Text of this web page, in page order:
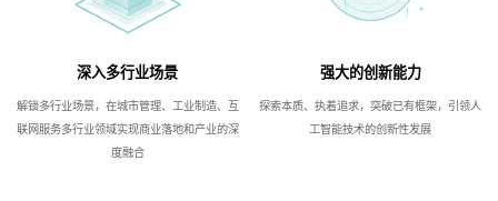
深入多行业场景
解锁多行业场景，在城市管理、工业制造、互
联网服务多行业领域实现商业落地和产业的深
度融合
强大的创新能力
探索本质、执着追求，突破已有框架，引领人
工智能技术的创新性发展